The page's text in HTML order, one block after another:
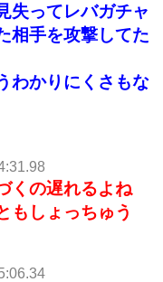
失ってレバガチャ
相手を攻撃してた
わかりにくさもな
くの遅れるよね
もしょっちゅう